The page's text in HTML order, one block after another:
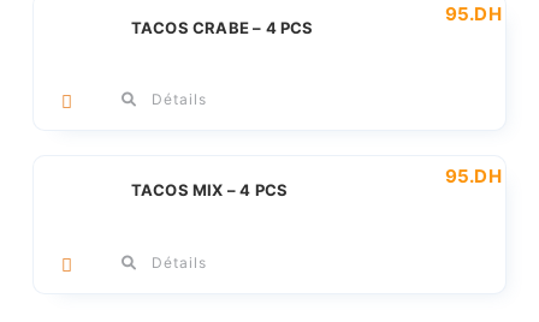
TACOS CRABE – 4 PCS
95.DH
Détails
TACOS MIX – 4 PCS
95.DH
Détails